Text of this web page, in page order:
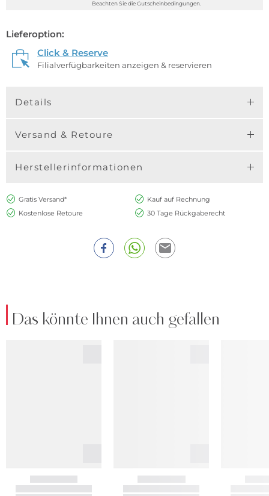
Beachten Sie die Gutscheinbedingungen.
Lieferoption:
Click & Reserve
Filialverfügbarkeiten anzeigen & reservieren
Details
Versand & Retoure
Herstellerinformationen
Gratis Versand*
Kauf auf Rechnung
Kostenlose Retoure
30 Tage Rückgaberecht
Das könnte Ihnen auch gefallen